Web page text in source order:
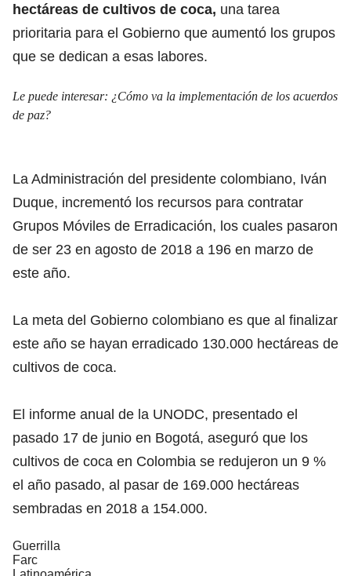
hectáreas de cultivos de coca, una tarea
prioritaria para el Gobierno que aumentó los grupos
que se dedican a esas labores.
Le puede interesar: ¿Cómo va la implementación de los acuerdos
de paz?
La Administración del presidente colombiano, Iván
Duque, incrementó los recursos para contratar
Grupos Móviles de Erradicación, los cuales pasaron
de ser 23 en agosto de 2018 a 196 en marzo de
este año.
La meta del Gobierno colombiano es que al finalizar
este año se hayan erradicado 130.000 hectáreas de
cultivos de coca.
El informe anual de la UNODC, presentado el
pasado 17 de junio en Bogotá, aseguró que los
cultivos de coca en Colombia se redujeron un 9 %
el año pasado, al pasar de 169.000 hectáreas
sembradas en 2018 a 154.000.
Guerrilla
Farc